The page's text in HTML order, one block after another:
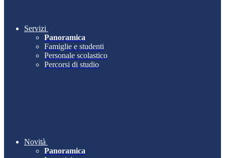
Servizi
Panoramica
Famiglie e studenti
Personale scolastico
Percorsi di studio
Novità
Panoramica